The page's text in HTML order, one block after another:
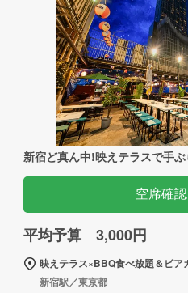
新宿ど真ん中!映えテラスで手
空席確
平均予算 3,000円
映えテラス×BBQ食べ放題＆ビ
新宿駅／東京都